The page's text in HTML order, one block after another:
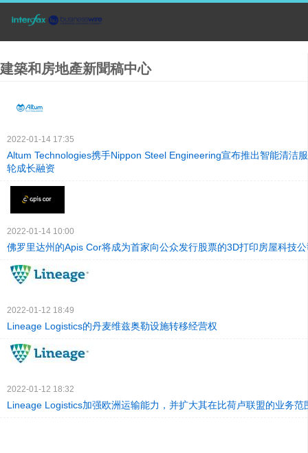
建築和房地產新聞稿中心
2022-01-14 17:35
Altum Technologies携手Nippon Steel Engineering宣布推出智能清洁
轮成长融资
2022-01-14 10:00
佛罗里达州的Apis Cor将成为首家向公众发行股票的3D打印房屋科技
2022-01-12 18:49
Lineage Logistics的丹麦维兹奥勒设施转移经营权
2022-01-12 18:32
Lineage Logistics加强欧洲运输能力，并扩大其在比荷卢联盟的业务范